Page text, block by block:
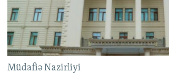
Müdafiə Nazirliyi